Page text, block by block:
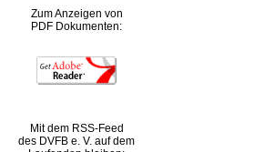
Zum Anzeigen von
PDF Dokumenten:
Mit dem RSS-Feed
des DVFB e. V. auf dem